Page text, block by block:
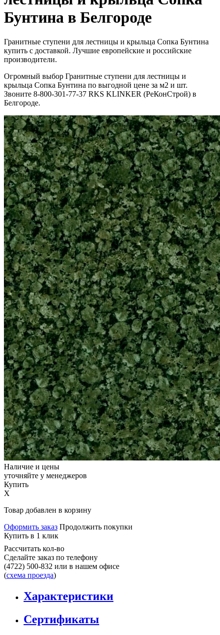
Бунтина в Белгороде
Гранитные ступени для лестницы и крыльца Сопка Бунтина
купить с доставкой. Лучшие европейские и российские
производители.
Огромный выбор Гранитные ступени для лестницы и
крыльца Сопка Бунтина по выгодной цене за м2 и шт.
Звоните 8-800-301-77-37 RKS KLINKER (РеКонСтрой) в
Белгороде.
Наличие и цены
уточняйте у менеджеров
Купить
X
Товар добавлен в корзину
Оформить заказ Продолжить покупки
Купить в 1 клик
Рассчитать кол-во
Сделайте заказ по телефону
(4722) 500-832 или в нашем офисе
(схема проезда)
Характеристики
Сертификаты